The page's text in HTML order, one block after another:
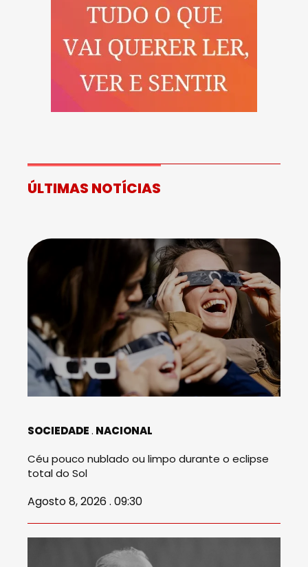
ÚLTIMAS NOTÍCIAS
SOCIEDADE NACIONAL
Céu pouco nublado ou limpo durante o eclipse
total do Sol
Agosto 8, 2026 . 09:30